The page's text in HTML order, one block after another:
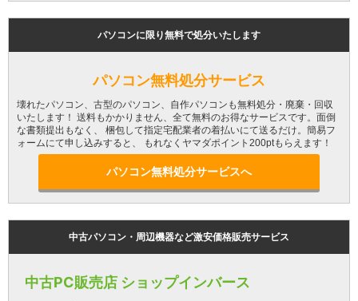
パソコンに限り無料で処分いたします
パソコン無料処分サービス
壊れたパソコン、古型のパソコン、自作パソコンも無料処分・廃棄・回収
いたします！ 送料もかかりません、全て無料のお得なサービスです。面倒
な書類提出もなく、 梱包して指定宅配業者の着払いにて送るだけ。簡易フ
ォームにて申し込みすると、 もれなくヤマダポイント200ptもらえます！
パソコン無料処分サービスへ
中古パソコン・周辺機器など激安価格販売サービス
中古PC販売店 ショップインバース